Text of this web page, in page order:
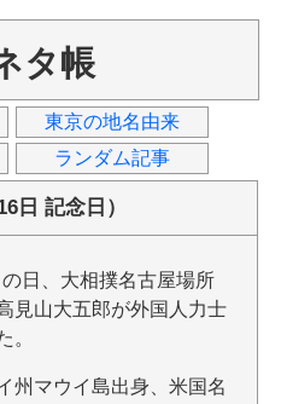
タ帳
東京の地名由来
ランダム記事
日 記念日）
日、大相撲名古屋場所
見山大五郎が外国人力士
。
州マウイ島出身、米国名